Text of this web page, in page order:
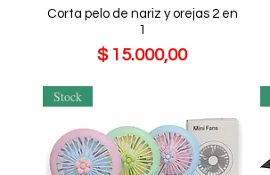
Corta pelo de nariz y orejas 2 en
1
Precio
$ 15.000,00
Stock